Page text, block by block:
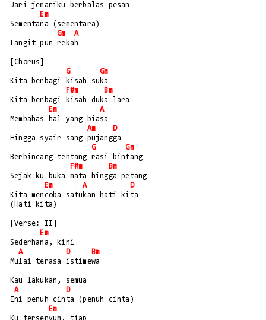
Jari jemariku berbalas pesan
Em
Sementara (sementara)
Gm
A
Langit pun rekah
[Chorus]
G
Gm
Kita berbagi kisah suka
F#m
Bm
Kita berbagi kisah duka lara
Em
A
Membahas hal yang biasa
Am
D
Hingga syair sang pujangga
G
Gm
Berbincang tentang rasi bintang
F#m
Bm
Sejak ku buka mata hingga petang
Em
A
D
Kita mencoba satukan hati kita
(Hati kita)
[Verse: II]
Em
Sederhana, kini
A
D
Bm
Mulai terasa istimewa
Kau lakukan, semua
A
D
Ini penuh cinta (penuh cinta)
Em
Ku tersenyum, tiap